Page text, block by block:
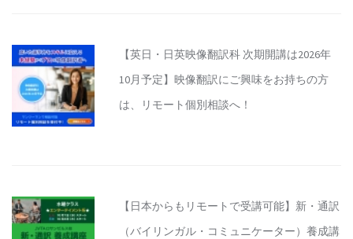
【英日・日英映像翻訳科 次期開講は2026年
10月予定】映像翻訳にご興味をお持ちの方
は、リモート個別相談へ！
【日本からもリモートで受講可能】新・通訳
（バイリンガル・コミュニケーター）養成講